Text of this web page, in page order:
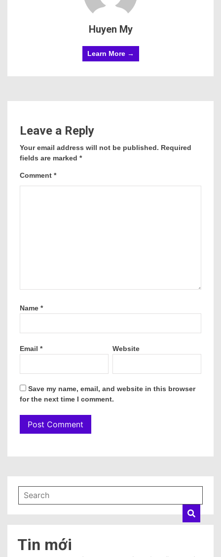
Huyen My
Learn More →
Leave a Reply
Your email address will not be published. Required
fields are marked *
Comment *
Name *
Email * Website
Save my name, email, and website in this browser
for the next time I comment.
Tin mới